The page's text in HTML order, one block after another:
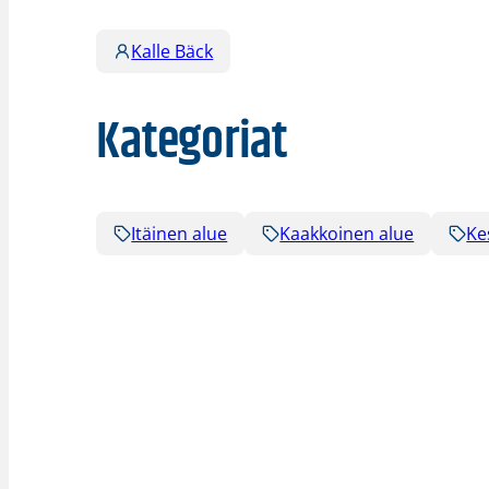
Kalle Bäck
Kategoriat
Itäinen alue Kaakkoinen alue